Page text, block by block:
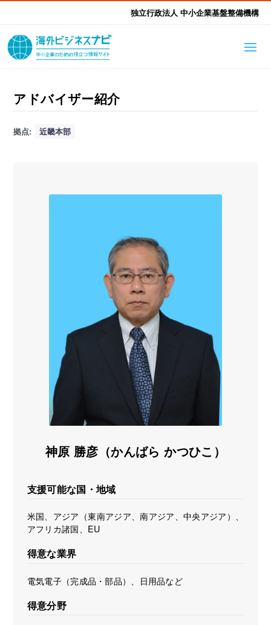
独立行政法人 中小企業基盤整備機構
海外ビジネスナビとは
はじめて海外
海外展開そもそも講座
進出・支援事例 調査レポート
九州本部 沖縄事務所
海外展開アドバイス支援
海外展開支援メニュー 関係機関のリンク集
アドバイザー紹介
拠点: 近畿本部
神原 勝彦（かんばら かつひこ）
支援可能な国・地域
米国、アジア（東南アジア、南アジア、中央アジア）、
アフリカ諸国、EU
得意な業界
電気電子（完成品・部品）、日用品など
得意分野